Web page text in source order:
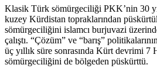
Klasik Türk sömürgeciliği PKK’nin 30
kuzey Kürdistan topraklarından
sömürgeciliğini islamcı burjuvazi
çalıştı. “Çözüm” ve “barış”
üç yıllık süre sonrasında Kürt devrimi
sömürgeciliğini de bölgeden püskürttü.